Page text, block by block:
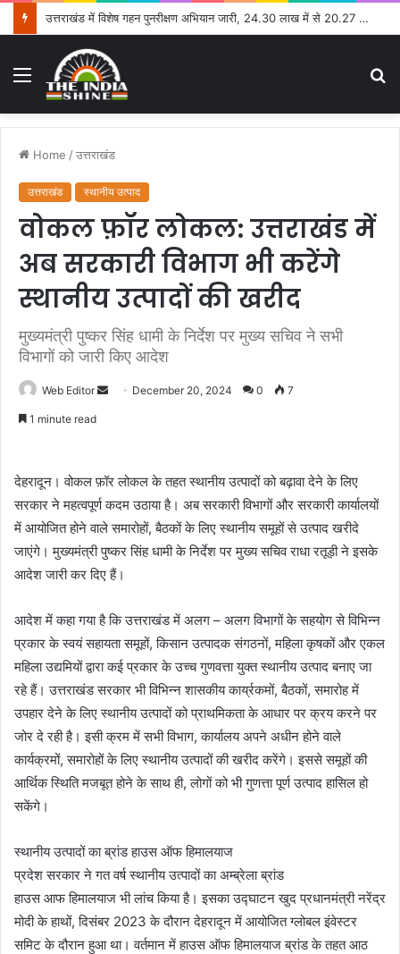
उत्तराखंड में विशेष गहन पुनरीक्षण अभियान जारी, 24.30 लाख में से 20.27 लाख मतदाताओं तक पहुंचे नोटिस: सीईओ
Menu
Home /उत्तराखंड
उत्तराखंड स्थानीय उत्पाद
वोकल फ़ॉर लोकल: उत्तराखंड में
अब सरकारी विभाग भी करेंगे
स्थानीय उत्पादों की खरीद
मुख्यमंत्री पुष्कर सिंह धामी के निर्देश पर मुख्य सचिव ने सभी
विभागों को जारी किए आदेश
Web Editor
a
n
December 20, 2024 0 7
1 minute read
देहरादून। वोकल फ़ॉर लोकल के तहत स्थानीय उत्पादों को बढ़ावा देने के लिए
सरकार ने महत्वपूर्ण कदम उठाया है। अब सरकारी विभागों और सरकारी कार्यालयों
में आयोजित होने वाले समारोहों, बैठकों के लिए स्थानीय समूहों से उत्पाद खरीदे
जाएंगे। मुख्यमंत्री पुष्कर सिंह धामी के निर्देश पर मुख्य सचिव राधा रतूड़ी ने इसके
आदेश जारी कर दिए हैं।
आदेश में कहा गया है कि उत्तराखंड में अलग – अलग विभागों के सहयोग से विभिन्न
प्रकार के स्वयं सहायता समूहों, किसान उत्पादक संगठनों, महिला कृषकों और एकल
महिला उद्यमियों द्वारा कई प्रकार के उच्च गुणवत्ता युक्त स्थानीय उत्पाद बनाए जा
रहे हैं। उत्तराखंड सरकार भी विभिन्न शासकीय कार्य्रकमों, बैठकों, समारोह में
उपहार देने के लिए स्थानीय उत्पादों को प्राथमिकता के आधार पर क्रय करने पर
जोर दे रही है। इसी क्रम में सभी विभाग, कार्यालय अपने अधीन होने वाले
कार्यक्रमों, समारोहों के लिए स्थानीय उत्पादों की खरीद करेंगे। इससे समूहों की
आर्थिक स्थिति मजबूत होने के साथ ही, लोगों को भी गुणत्ता पूर्ण उत्पाद हासिल हो
सकेंगे।
स्थानीय उत्पादों का ब्रांड हाउस ऑफ हिमालयाज
प्रदेश सरकार ने गत वर्ष स्थानीय उत्पादों का अम्ब्रेला ब्रांड
हाउस आफ हिमालयाज भी लांच किया है। इसका उद्घाटन खुद प्रधानमंत्री नरेंद्र
मोदी के हाथों, दिसंबर 2023 के दौरान देहरादून में आयोजित ग्लोबल इंवेस्टर
समिट के दौरान हुआ था। वर्तमान में हाउस ऑफ हिमालयाज ब्रांड के तहत आठ